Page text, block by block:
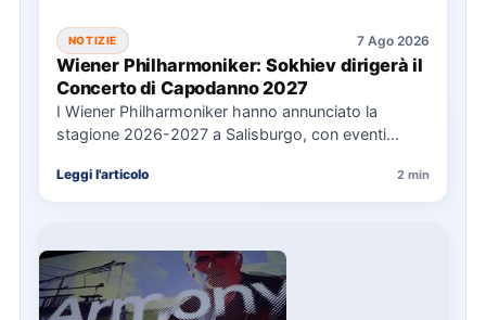
NOTIZIE 7 Ago 2026
Wiener Philharmoniker: Sokhiev dirigerà il
Concerto di Capodanno 2027
I Wiener Philharmoniker hanno annunciato la
stagione 2026-2027 a Salisburgo, con eventi
Leggi l'articolo 2 min